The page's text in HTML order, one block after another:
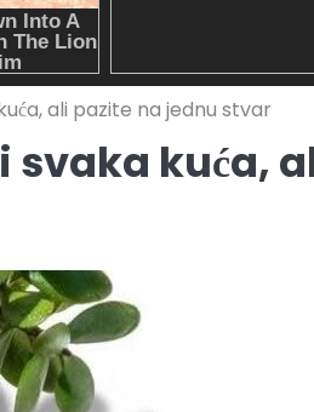
ali pazite na jednu stvar
kuća,